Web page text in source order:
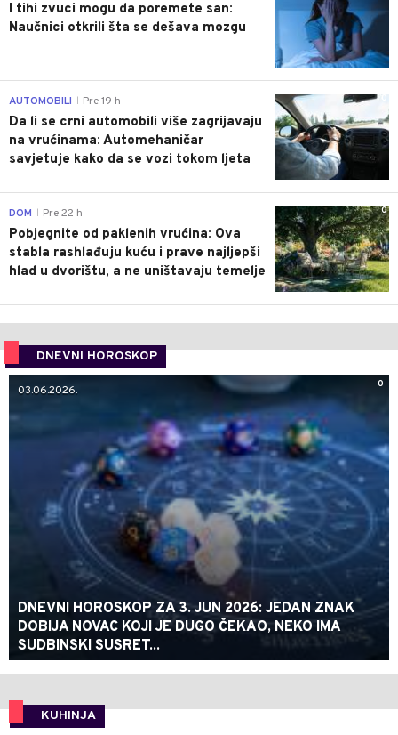
I tihi zvuci mogu da poremete san:
Naučnici otkrili šta se dešava mozgu
AUTOMOBILI Pre 19 h
Da li se crni automobili više zagrijavaju
na vrućinama: Automehaničar
savjetuje kako da se vozi tokom ljeta
0
DOM Pre 22 h
Pobjegnite od paklenih vrućina: Ova
stabla rashlađuju kuću i prave najljepši
hlad u dvorištu, a ne uništavaju temelje
DNEVNI HOROSKOP
0
03.06.2026.
DNEVNI HOROSKOP ZA 3. JUN 2026: JEDAN ZNAK
DOBIJA NOVAC KOJI JE DUGO ČEKAO, NEKO IMA
SUDBINSKI SUSRET...
KUHINJA